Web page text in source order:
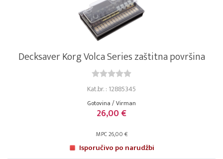
Decksaver Korg Volca Series zaštitna površina
Kat.br. : 12885345
Gotovina / Virman
26,00 €
MPC 26,00 €
Isporučivo po narudžbi